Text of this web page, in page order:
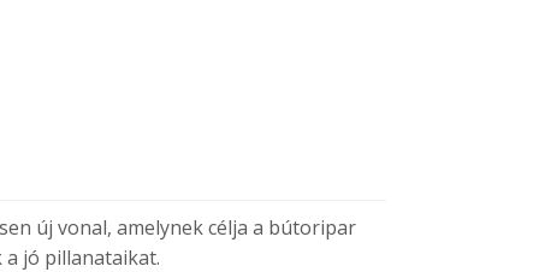
új vonal, amelynek célja a bútoripar
jó pillanataikat.